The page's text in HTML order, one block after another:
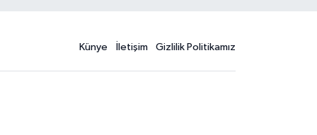
Künye İletişim Gizlilik Politikamız